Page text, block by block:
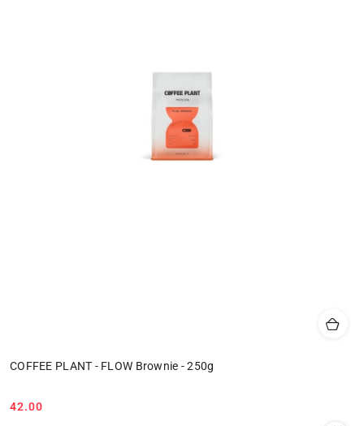
COFFEE PLANT - FLOW Brownie - 250g
Cena:
42.00